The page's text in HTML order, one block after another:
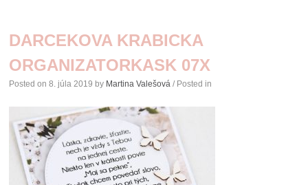
CONTENT
DARCEKOVA KRABICKA
ORGANIZATORKASK 07X
Posted on8. júla 2019 by Martina Valešová / Posted in